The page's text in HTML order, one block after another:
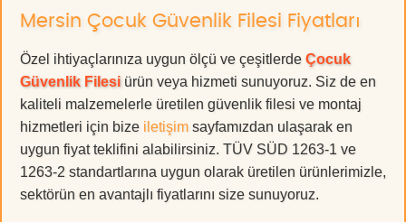
Mersin Çocuk Güvenlik Filesi Fiyatları
Özel ihtiyaçlarınıza uygun ölçü ve çeşitlerde Çocuk
Güvenlik Filesi ürün veya hizmeti sunuyoruz. Siz de en
kaliteli malzemelerle üretilen güvenlik filesi ve montaj
hizmetleri için bize iletişim sayfamızdan ulaşarak en
uygun fiyat teklifini alabilirsiniz. TÜV SÜD 1263-1 ve
1263-2 standartlarına uygun olarak üretilen ürünlerimizle,
sektörün en avantajlı fiyatlarını size sunuyoruz.